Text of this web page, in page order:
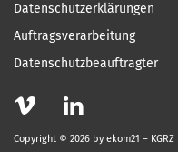
Datenschutzerklärungen
Auftragsverarbeitung
Datenschutzbeauftragter
Copyright © 2026 by ekom21 –